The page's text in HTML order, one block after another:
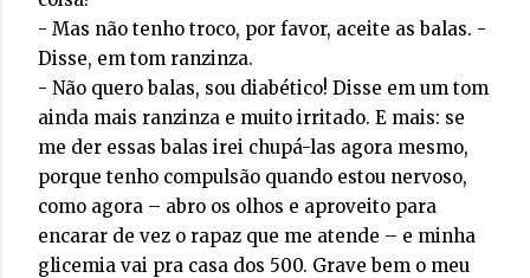
- Mas não tenho troco, por favor, aceite as balas. -
Disse, em tom ranzinza.
- Não quero balas, sou diabético! Disse em um tom
ainda mais ranzinza e muito irritado. E mais: se
me der essas balas irei chupá-las agora mesmo,
porque tenho compulsão quando estou nervoso,
como agora – abro os olhos e aproveito para
encarar de vez o rapaz que me atende – e minha
glicemia vai pra casa dos 500. Grave bem o meu